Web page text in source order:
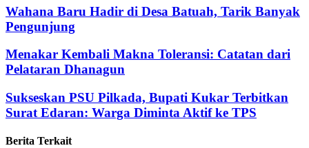
Wahana Baru Hadir di Desa Batuah, Tarik Banyak
Pengunjung
Menakar Kembali Makna Toleransi: Catatan dari
Pelataran Dhanagun
Sukseskan PSU Pilkada, Bupati Kukar Terbitkan
Surat Edaran: Warga Diminta Aktif ke TPS
Berita Terkait